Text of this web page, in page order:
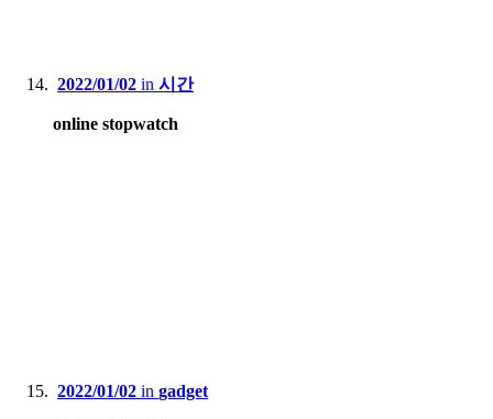
2022/01/02 in 시간
online stopwatch
2022/01/02 in gadget